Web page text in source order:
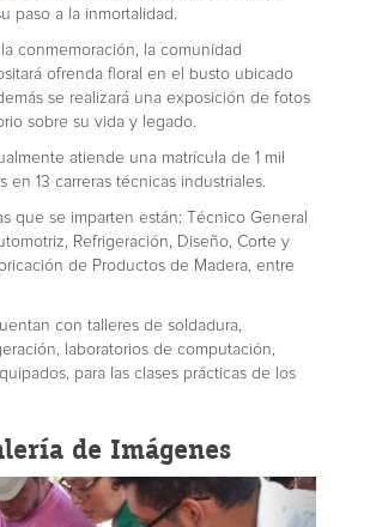
paso a la inmortalidad.
conmemoración, la comunidad
ofrenda floral en el busto ubicado
se realizará una exposición de fotos
sobre su vida y legado.
atiende una matrícula de 1 mil
en 13 carreras técnicas industriales.
que se imparten están: Técnico General
Refrigeración, Diseño, Corte y
de Productos de Madera, entre
con talleres de soldadura,
laboratorios de computación,
para las clases prácticas de los
de Imágenes